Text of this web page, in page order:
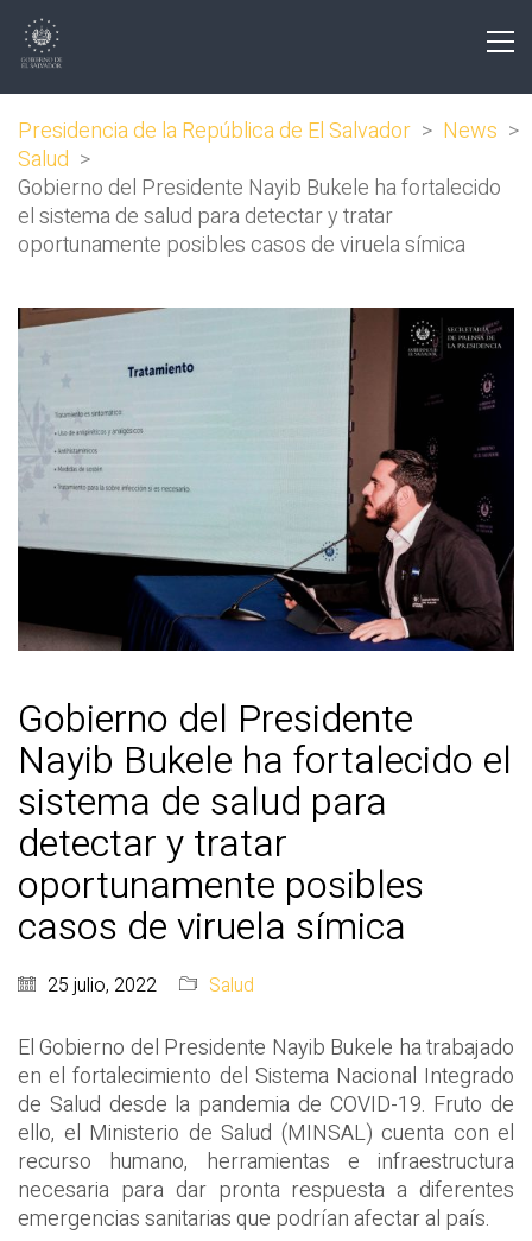
Presidencia de la República de El Salvador > News >
Salud >
Gobierno del Presidente Nayib Bukele ha fortalecido
el sistema de salud para detectar y tratar
oportunamente posibles casos de viruela símica
Gobierno del Presidente
Nayib Bukele ha fortalecido el
sistema de salud para
detectar y tratar
oportunamente posibles
casos de viruela símica
25 julio, 2022 Salud
El Gobierno del Presidente Nayib Bukele ha trabajado
en el fortalecimiento del Sistema Nacional Integrado
de Salud desde la pandemia de COVID-19. Fruto de
ello, el Ministerio de Salud (MINSAL) cuenta con el
recurso humano, herramientas e infraestructura
necesaria para dar pronta respuesta a diferentes
emergencias sanitarias que podrían afectar al país.